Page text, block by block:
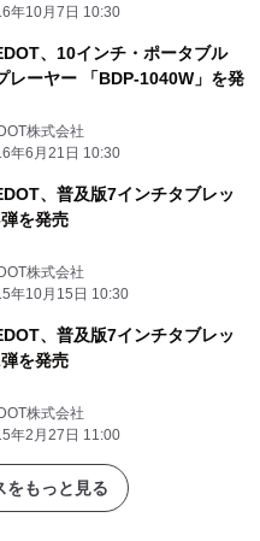
年10月7日 10:30
、10インチ・ポータブル
レーヤー 「BDP-1040W」を発
株式会社
年6月21日 10:30
、普及版7インチタブレッ
弾を発売
株式会社
年10月15日 10:30
、普及版7インチタブレッ
弾を発売
株式会社
年2月27日 11:00
をもっと見る